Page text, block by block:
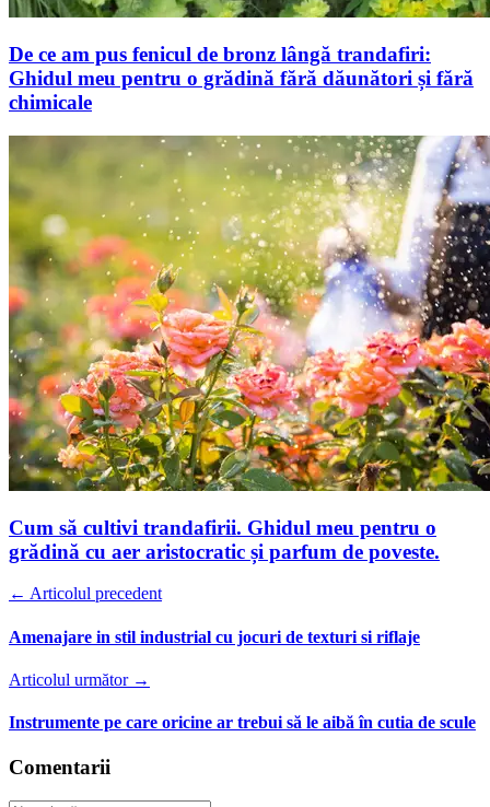
De ce am pus fenicul de bronz lângă trandafiri:
Ghidul meu pentru o grădină fără dăunători și fără
chimicale
Cum să cultivi trandafirii. Ghidul meu pentru o
grădină cu aer aristocratic și parfum de poveste.
← Articolul precedent
Amenajare in stil industrial cu jocuri de texturi si riflaje
Articolul următor →
Instrumente pe care oricine ar trebui să le aibă în cutia de scule
Comentarii